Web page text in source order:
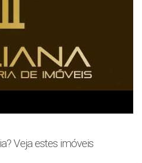
Veja estes imóveis